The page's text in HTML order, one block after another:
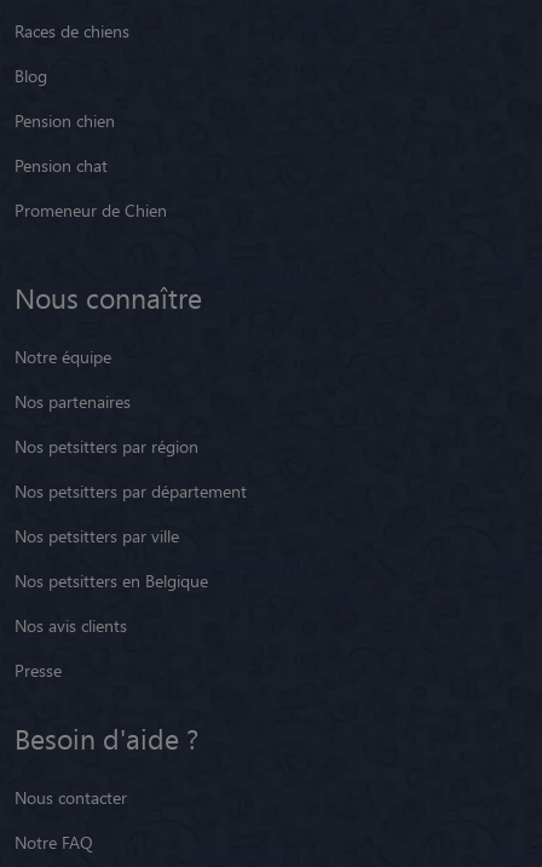
Races de chiens
Blog
Pension chien
Pension chat
Promeneur de Chien
Nous connaître
Notre équipe
Nos partenaires
Nos petsitters par région
Nos petsitters par département
Nos petsitters par ville
Nos petsitters en Belgique
Nos avis clients
Presse
Besoin d'aide ?
Nous contacter
Notre FAQ